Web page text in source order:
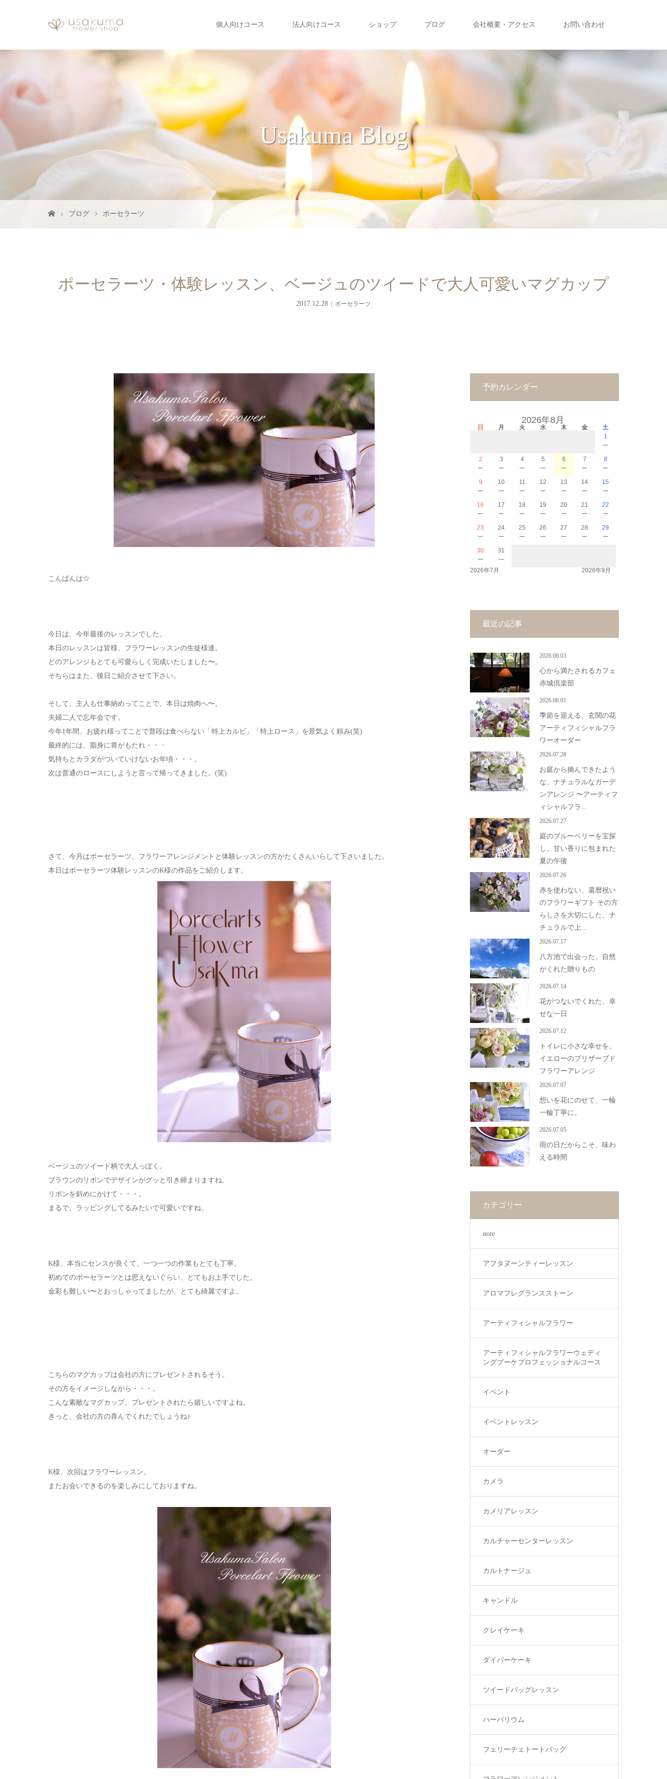
個人向けコース 法人向けコース ショップ ブログ 会社概要・アクセス お問い合わせ
Usakuma Blog
ブログ ポーセラーツ
ポーセラーツ・体験レッスン、ベージュのツイードで大人可愛いマグカップ
2017.12.28 ポーセラーツ
こんばんは☆
今日は、今年最後のレッスンでした。
本日のレッスンは皆様、フラワーレッスンの生徒様達。
どのアレンジもとても可愛らしく完成いたしました〜。
そちらはまた、後日ご紹介させて下さい。
そして、主人も仕事納めってことで、本日は焼肉へ〜。
夫婦二人で忘年会です。
今年1年間、お疲れ様ってことで普段は食べらない「特上カルビ」「特上ロース」を景気よく頼み(笑)
最終的には、脂身に胃がもたれ・・・
気持ちとカラダがついていけないお年頃・・・。
次は普通のロースにしようと言って帰ってきました。(笑)
さて、今月はポーセラーツ、フラワーアレンジメントと体験レッスンの方がたくさんいらして下さいました。
本日はポーセラーツ体験レッスンのK様の作品をご紹介します。
ベージュのツイード柄で大人っぽく。
ブラウンのリボンでデザインがグッと引き締まりますね。
リボンを斜めにかけて・・・。
まるで、ラッピングしてるみたいで可愛いですね。
K様、本当にセンスが良くて、一つ一つの作業もとても丁寧。
初めてのポーセラーツとは思えないぐらい、とてもお上手でした。
金彩も難しい〜とおっしゃってましたが、とても綺麗ですよ。
こちらのマグカップは会社の方にプレゼントされるそう。
その方をイメージしながら・・・。
こんな素敵なマグカップ、プレゼントされたら嬉しいですよね。
きっと、会社の方の喜んでくれたでしょうね♪
K様、次回はフラワーレッスン。
またお会いできるのを楽しみにしておりますね。
予約カレンダー
2026年8月
日 月 火 水 木 金
土
1
－
2
－
3
－
4
－
5
－
6
－
7
－
8
－
9
－
10
－
11
－
12
－
13
－
14
－
15
－
16
－
17
－
18
－
19
－
20
－
21
－
22
－
23
－
24
－
25
－
26
－
27
－
28
－
29
－
30
－
31
－
2026年7月 2026年9月
最近の記事
2026.08.03
心から満たされるカフェ
赤城倶楽部
2026.08.01
季節を迎える、玄関の花
アーティフィシャルフラ
ワーオーダー
2026.07.28
お庭から摘んできたよう
な、ナチュラルなガーデ
ンアレンジ 〜アーティフ
ィシャルフラ...
2026.07.27
庭のブルーベリーを宝探
し。甘い香りに包まれた
夏の午後
2026.07.26
赤を使わない、還暦祝い
のフラワーギフト その方
らしさを大切にした、ナ
チュラルで上...
2026.07.17
八方池で出会った、自然
がくれた贈りもの
2026.07.14
花がつないでくれた、幸
せな一日
2026.07.12
トイレに小さな幸せを。
イエローのプリザーブド
フラワーアレンジ
2026.07.07
想いを花にのせて、一輪
一輪丁寧に。
2026.07.05
雨の日だからこそ、味わ
える時間
カテゴリー
note
アフタヌーンティーレッスン
アロマフレグランスストーン
アーティフィシャルフラワー
アーティフィシャルフラワーウェディ
ングブーケプロフェッショナルコース
イベント
イベントレッスン
オーダー
カメラ
カメリアレッスン
カルチャーセンターレッスン
カルトナージュ
キャンドル
クレイケーキ
ダイパーケーキ
ツイードバッグレッスン
ハーバリウム
フェリーチェトートバッグ